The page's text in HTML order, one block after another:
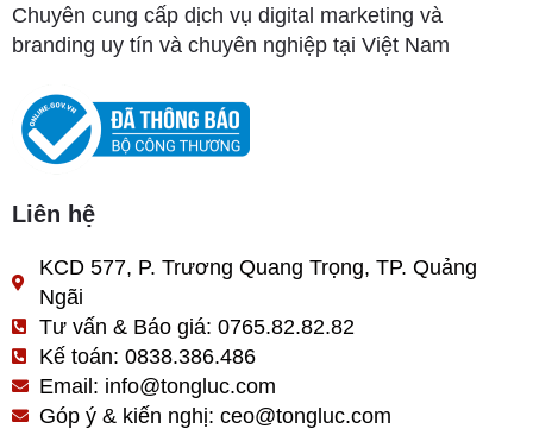
Chuyên cung cấp dịch vụ digital marketing và
branding uy tín và chuyên nghiệp tại Việt Nam
Liên hệ
KCD 577, P. Trương Quang Trọng, TP. Quảng
Ngãi
Tư vấn & Báo giá: 0765.82.82.82
Kế toán: 0838.386.486
Email: info@tongluc.com
Góp ý & kiến nghị: ceo@tongluc.com